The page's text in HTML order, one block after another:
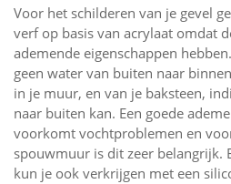
Voor het schilderen van je gevel
verf op basis van acrylaat omdat
ademende eigenschappen
geen water van buiten naar
in je muur, en van je baksteen,
naar buiten kan. Een goede
voorkomt vochtproblemen en
spouwmuur is dit zeer belangrijk.
kun je ook verkrijgen met een